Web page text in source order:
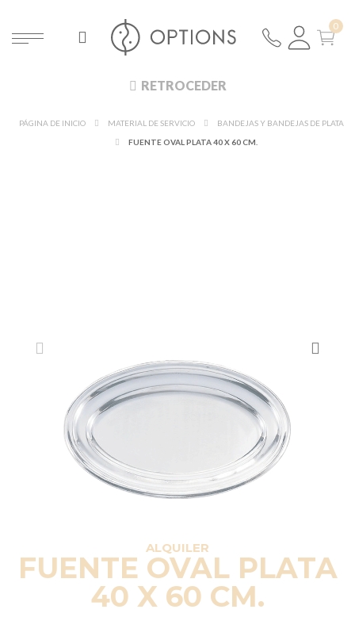
RETROCEDER
PÁGINA DE INICIO MATERIAL DE SERVICIO
BANDEJAS Y BANDEJAS DE PLATA
FUENTE OVAL PLATA 40 X 60 CM.
ALQUILER
FUENTE OVAL PLATA
40 X 60 CM.